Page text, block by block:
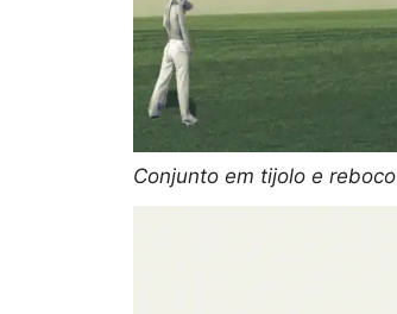
Conjunto em tijolo e reboco